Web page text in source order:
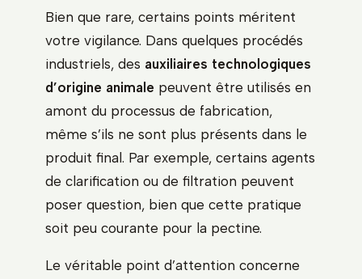
Bien que rare, certains points méritent
votre vigilance. Dans quelques procédés
industriels, des auxiliaires technologiques
d’origine animale peuvent être utilisés en
amont du processus de fabrication,
même s’ils ne sont plus présents dans le
produit final. Par exemple, certains agents
de clarification ou de filtration peuvent
poser question, bien que cette pratique
soit peu courante pour la pectine.
Le véritable point d’attention concerne